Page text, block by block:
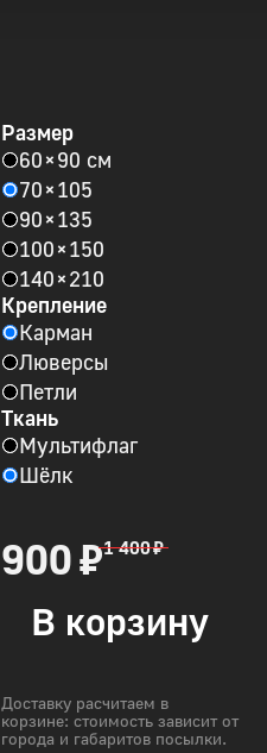
Размер
60 × 90 см
70 × 105
90 × 135
100 × 150
140 × 210
Крепление
Карман
Люверсы
Петли
Ткань
Мультифлаг
Шёлк
900 ₽1 400 ₽
В корзину
Доставку расчитаем в
корзине: стоимость зависит от
города и габаритов посылки.